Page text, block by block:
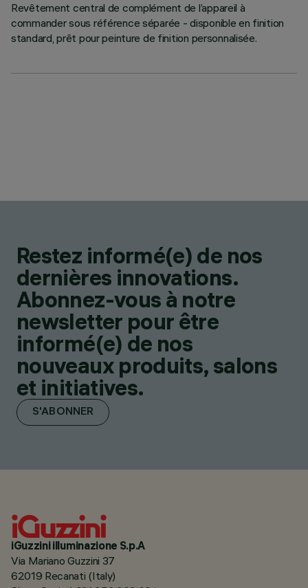
Revêtement central de complément de l’appareil à
commander sous référence séparée - disponible en finition
standard, prêt pour peinture de finition personnalisée.
Restez informé(e) de nos
dernières innovations.
Abonnez-vous à notre
newsletter pour être
informé(e) de nos
nouveaux produits, salons
et initiatives.
S'ABONNER
iGuzzini illuminazione S.p.A
Via Mariano Guzzini 37
62019 Recanati (Italy)